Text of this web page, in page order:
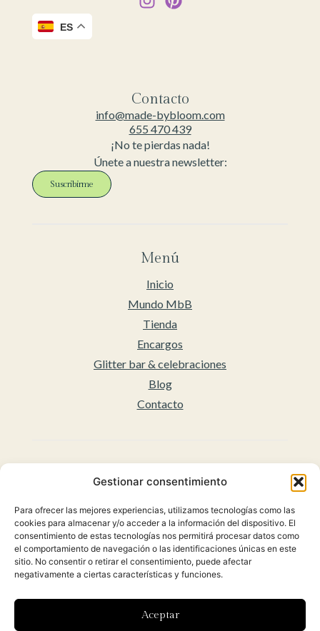
Gestionar consentimiento
Para ofrecer las mejores experiencias, utilizamos tecnologías como las
cookies para almacenar y/o acceder a la información del dispositivo. El
consentimiento de estas tecnologías nos permitirá procesar datos como
el comportamiento de navegación o las identificaciones únicas en este
sitio. No consentir o retirar el consentimiento, puede afectar
negativamente a ciertas características y funciones.
Aceptar
ES
Contacto
info@made-bybloom.com
655 470 439
¡No te pierdas nada!
Únete a nuestra newsletter:
Suscribirme
Menú
Inicio
Mundo MbB
Tienda
Encargos
Glitter bar & celebraciones
Blog
Contacto
Accesibilidad
Políticas de privacidad
Política de cookies (UE)
Condiciones Generales para la venta Online